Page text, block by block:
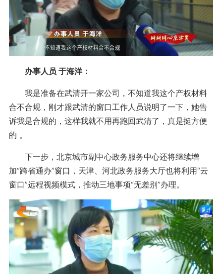
办事人员 于海洋：
我是准备在武清开一家公司，不知道我这个产权材料
合不合规，刚才跟武清的窗口工作人员说明了一下，她告
诉我是合规的，这样我就不用再跑回武清了，真是挺方便
的 。
下一步，北京城市副中心政务服务中心还将继续增
加“跨省通办”窗口，天津、河北政务服务大厅也将利用“云
窗口”远程视频模式，推动三地事项“无差别”办理。